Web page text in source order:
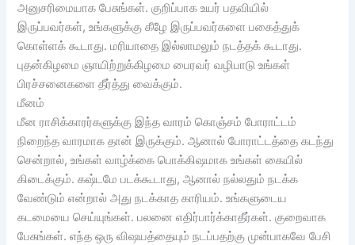
அனுசரிமையாக பேசுங்கள். குறிப்பாக உயர் பதவியில்
இருப்பவர்கள், உங்களுக்கு கீழே இருப்பவர்களை பகைத்துக்
கொள்ளக் கூடாது. மரியாதை இல்லாமலும் நடத்தக் கூடாது.
புதன்கிழமை ஞாயிற்றுக்கிழமை பைரவர் வழிபாடு உங்கள்
பிரச்சனைகளை தீர்த்து வைக்கும்.
மீனம்
மீன ராசிக்காரர்களுக்கு இந்த வாரம் கொஞ்சம் போராட்டம்
நிறைந்த வாரமாக தான் இருக்கும். ஆனால் போராட்டத்தை கடந்து
சென்றால், உங்கள் வாழ்க்கை பொக்கிஷமாக உங்கள் கையில்
கிடைக்கும். கஷ்டமே படக்கூடாது, ஆனால் நல்லதும் நடக்க
வேண்டும் என்றால் அது நடக்காத காரியம். உங்களுடைய
கடமையை செய்யுங்கள். பலனை எதிர்பார்க்காதீர்கள். குறைவாக
பேசுங்கள். எந்த ஒரு விஷயத்தையும் நடப்பதற்கு முன்பாகவே பேசி